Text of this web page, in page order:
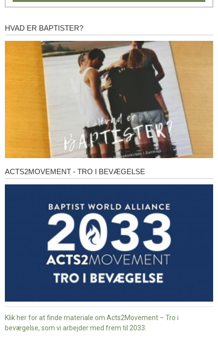
Hvad
er
HVAD ER BAPTISTER?
Acts2Movement
-
ACTS2MOVEMENT - TRO I BEVÆGELSE
Klik her for at finde materiale om Acts2Movement – Tro i
bevægelse, som vi arbejder med frem til 2033.